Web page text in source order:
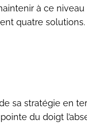
à ce niveau
quatre solutions.
sa stratégie en
du doigt